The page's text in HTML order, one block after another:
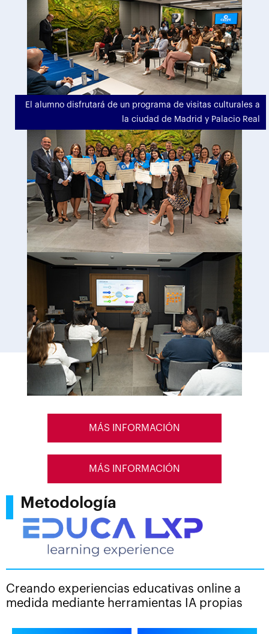
El alumno disfrutará de un programa de visitas culturales a
la ciudad de Madrid y Palacio Real
MÁS INFORMACIÓN
MÁS INFORMACIÓN
Metodología
Creando experiencias educativas online a
medida mediante herramientas IA propias